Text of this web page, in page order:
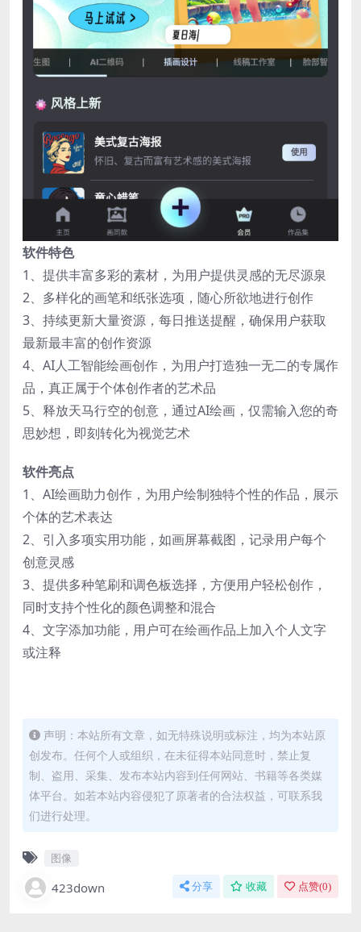
软件特色
1、提供丰富多彩的素材，为用户提供灵感的无尽源泉
2、多样化的画笔和纸张选项，随心所欲地进行创作
3、持续更新大量资源，每日推送提醒，确保用户获取
最新最丰富的创作资源
4、AI人工智能绘画创作，为用户打造独一无二的专属作
品，真正属于个体创作者的艺术品
5、释放天马行空的创意，通过AI绘画，仅需输入您的奇
思妙想，即刻转化为视觉艺术
软件亮点
1、AI绘画助力创作，为用户绘制独特个性的作品，展示
个体的艺术表达
2、引入多项实用功能，如画屏幕截图，记录用户每个
创意灵感
3、提供多种笔刷和调色板选择，方便用户轻松创作，
同时支持个性化的颜色调整和混合
4、文字添加功能，用户可在绘画作品上加入个人文字
或注释
声明：本站所有文章，如无特殊说明或标注，均为本站原
创发布。任何个人或组织，在未征得本站同意时，禁止复
制、盗用、采集、发布本站内容到任何网站、书籍等各类媒
体平台。如若本站内容侵犯了原著者的合法权益，可联系我
们进行处理。
图像
423down 分享 收藏 点赞(0)